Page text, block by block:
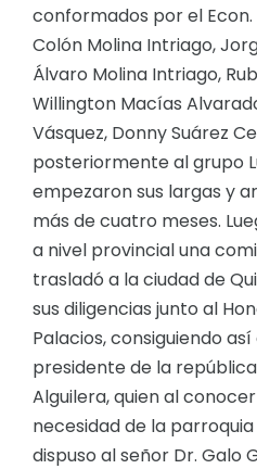
conformados por el
Colón Molina Intriago,
Álvaro Molina Intriago,
Willington Macías
Vásquez, Donny Suárez
posteriormente al grupo
empezaron sus largas y
más de cuatro meses.
a nivel provincial una
trasladó a la ciudad de
sus diligencias junto al
Palacios, consiguiendo
presidente de la
Alguilera, quien al
necesidad de la
dispuso al señor Dr. Galo